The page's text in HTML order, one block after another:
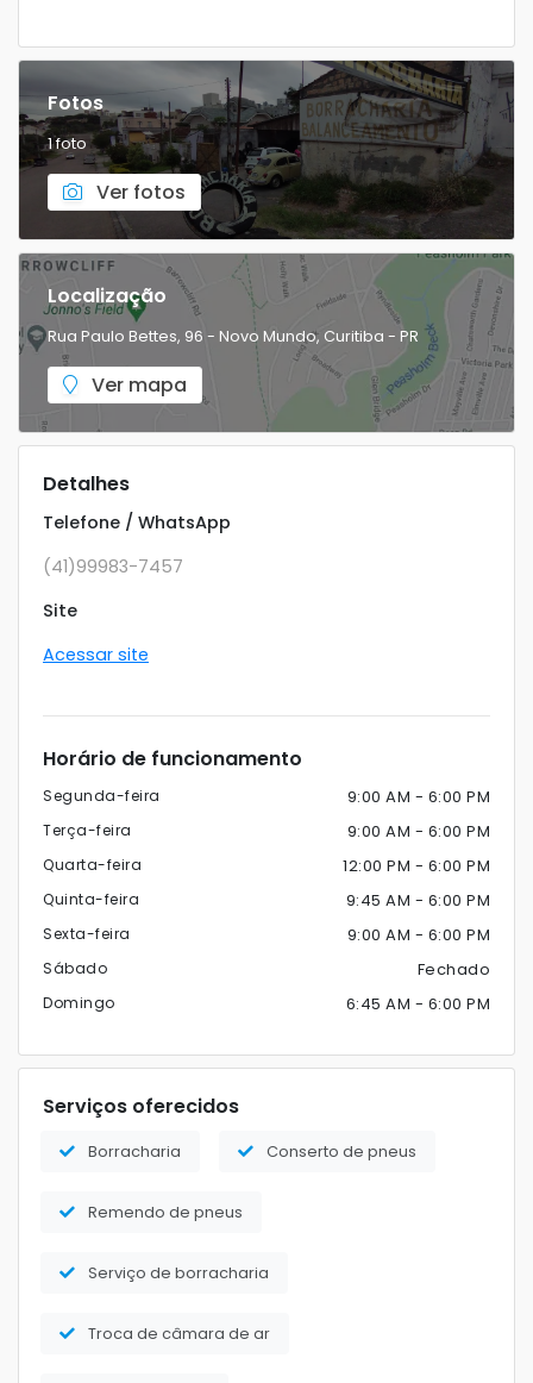
Fotos
1 foto
Ver fotos
Localização
Rua Paulo Bettes, 96 - Novo Mundo, Curitiba - PR
Ver mapa
Detalhes
Telefone / WhatsApp
(41)99983-7457
Site
Acessar site
Horário de funcionamento
Segunda-feira 9:00 AM - 6:00 PM
Terça-feira 9:00 AM - 6:00 PM
Quarta-feira 12:00 PM - 6:00 PM
Quinta-feira 9:45 AM - 6:00 PM
Sexta-feira 9:00 AM - 6:00 PM
Sábado Fechado
Domingo 6:45 AM - 6:00 PM
Serviços oferecidos
Borracharia Conserto de pneus
Remendo de pneus
Serviço de borracharia
Troca de câmara de ar